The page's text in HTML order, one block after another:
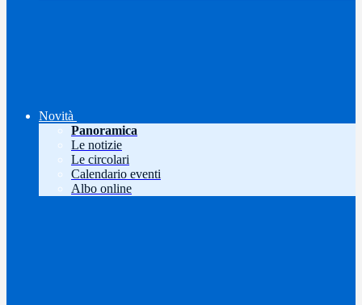
Novità
Panoramica
Le notizie
Le circolari
Calendario eventi
Albo online